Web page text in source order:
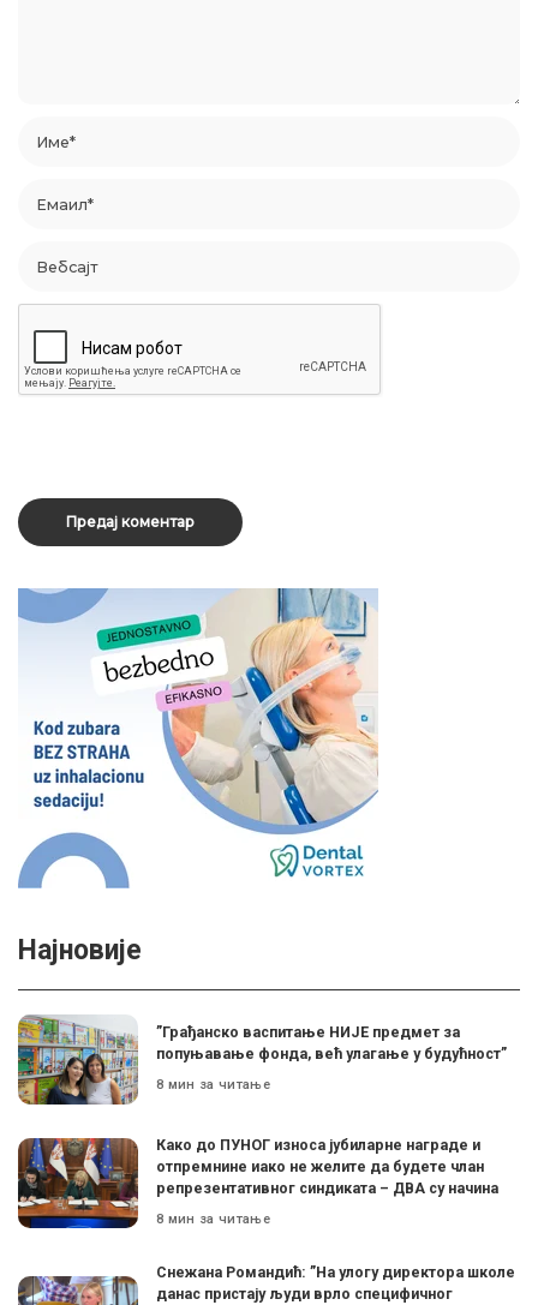
Најновије
”Грађанско васпитање НИЈЕ предмет за
попуњавање фонда, већ улагање у будућност”
8 мин за читање
Како до ПУНОГ износа јубиларне награде и
отпремнине иако не желите да будете члан
репрезентативног синдиката – ДВА су начина
8 мин за читање
Снежана Романдић: ”На улогу директора школе
данас пристају људи врло специфичног